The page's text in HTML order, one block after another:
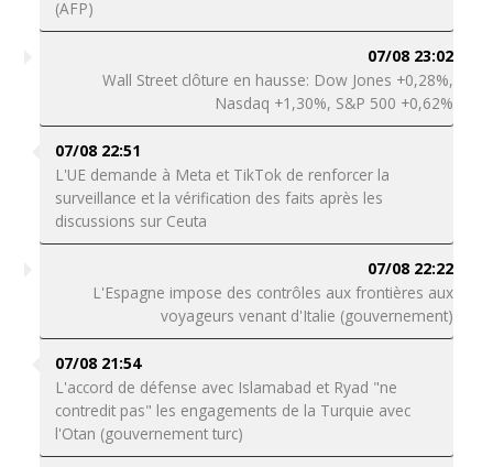
(AFP)
07/08 23:02
Wall Street clôture en hausse: Dow Jones +0,28%,
Nasdaq +1,30%, S&P 500 +0,62%
07/08 22:51
L'UE demande à Meta et TikTok de renforcer la
surveillance et la vérification des faits après les
discussions sur Ceuta
07/08 22:22
L'Espagne impose des contrôles aux frontières aux
voyageurs venant d'Italie (gouvernement)
07/08 21:54
L'accord de défense avec Islamabad et Ryad "ne
contredit pas" les engagements de la Turquie avec
l'Otan (gouvernement turc)